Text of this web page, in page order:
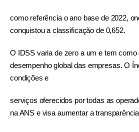
como referência o ano base de 2022,
conquistou a classificação de 0,652.
O IDSS varia de zero a um e tem como
desempenho global das empresas.O
condições e
serviços oferecidos por todas as
na ANS e visa aumentar a